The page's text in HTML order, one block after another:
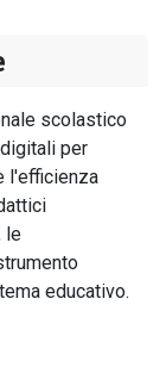
scolastico
per
l'efficienza
le
educativo.